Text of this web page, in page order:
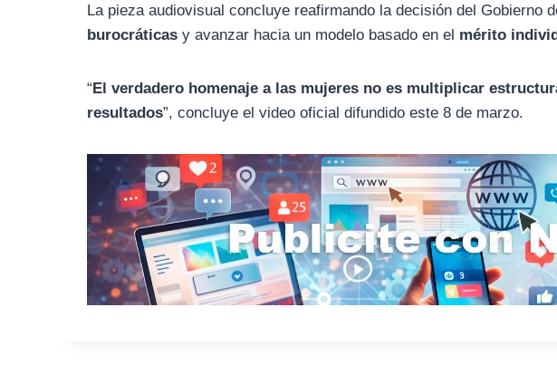
La pieza audiovisual concluye reafirmando la decisión del Gobierno
burocráticas y avanzar hacia un modelo basado en el mérito
“El verdadero homenaje a las mujeres no es multiplicar
resultados”, concluye el video oficial difundido este 8 de marzo.